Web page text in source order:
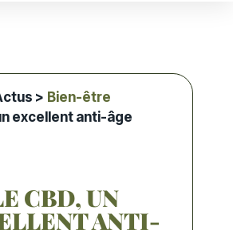
> Bien-être
excellent anti-âge
CBD, UN
ANTI-